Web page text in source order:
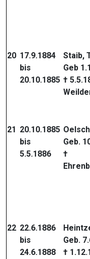
20 17.9.1884
bis
20.10.1885
Staib,
Geb
†
21 20.10.1885
bis
5.5.1886
Geb.
†
22 22.6.1886
bis
24.6.1888
Geb.
†